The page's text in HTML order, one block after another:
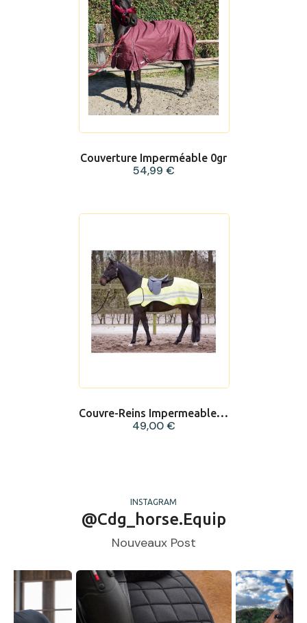
Couverture Imperméable 0gr
54,99 €
Couvre-Reins Impermeable Reflective
49,00 €
INSTAGRAM
@cdg_horse.equip
Nouveaux Post